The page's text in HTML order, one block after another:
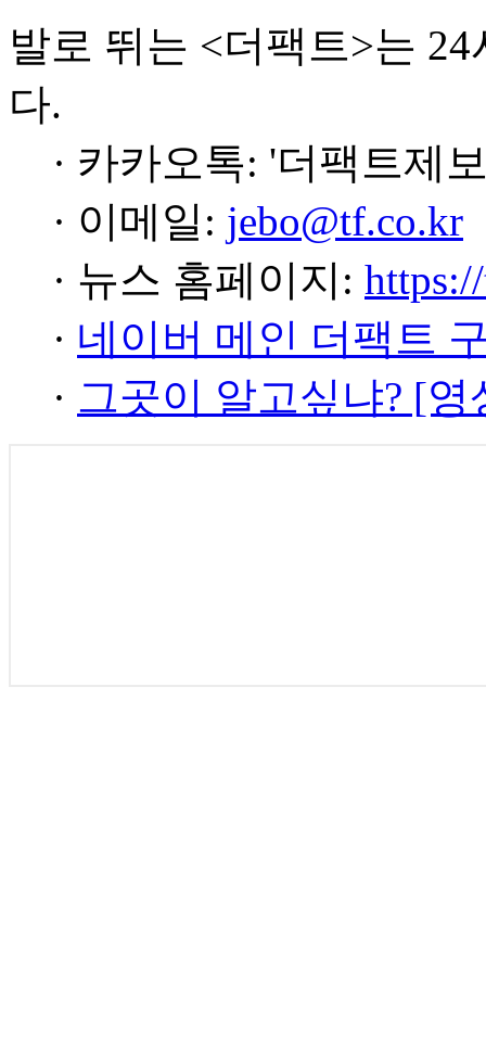
발로 뛰는 <더팩트>는
다.
· 카카오톡: '더팩트제
· 이메일: jebo@tf.co.kr
· 뉴스 홈페이지:
· 네이버 메인 더팩트
· 그곳이 알고싶냐? [